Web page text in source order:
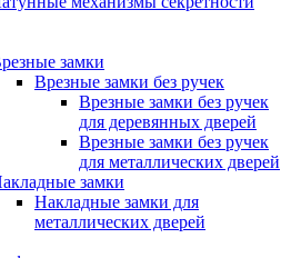
замки
Врезные замки без ручек
Врезные замки без ручек
для деревянных дверей
Врезные замки без ручек
для металлических дверей
замки
Накладные замки для
металлических дверей